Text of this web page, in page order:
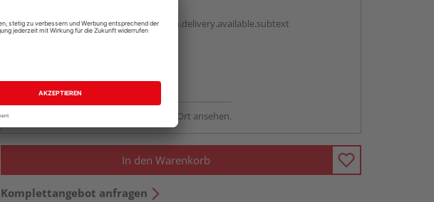
vue.ads.priceMerchantBox.option.delivery.available.subtext
Auf Lager:Abholung möglich
Verfügbar in der Ausstellung - vor Ort ansehen.
In den Warenkorb
Komplettangebot anfragen